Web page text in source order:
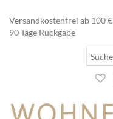
Versandkostenfrei ab 100 €
90 Tage Rückgabe